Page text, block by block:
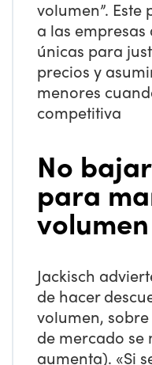
volumen”.
a las
únicas para
precios y
menores
competitiva
No
para
volumen
Jackisch
de hacer
volumen,
de mercado se
aumenta). «Si